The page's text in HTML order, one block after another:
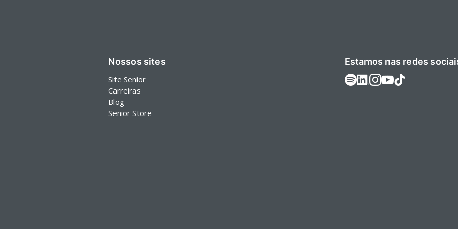
Nossos sites
Site Senior
Carreiras
Blog
Senior Store
Estamos nas redes